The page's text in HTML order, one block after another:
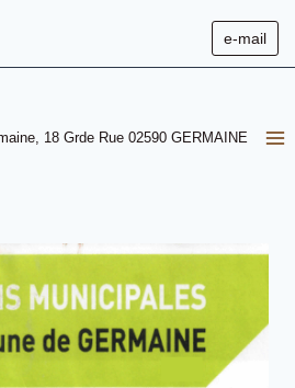
e-mail
18 Grde Rue 02590 GERMAINE